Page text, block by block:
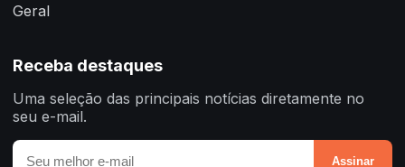
Geral
Receba destaques
Uma seleção das principais notícias diretamente no
seu e-mail.
Assinar